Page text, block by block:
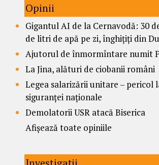
Opinii
Gigantul AI de la Cernavodă: 30
de litri de apă pe zi, înghițiți din
Ajutorul de înmormîntare numit
La Jina, alături de ciobanii români
Legea salarizării unitare – pericol
siguranței naționale
Demolatorii USR atacă Biserica
Afișează toate opiniile